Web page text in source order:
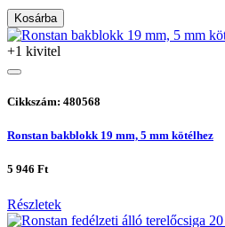
Kosárba
+1 kivitel
Cikkszám: 480568
Ronstan bakblokk 19 mm, 5 mm kötélhez
5 946 Ft
Részletek